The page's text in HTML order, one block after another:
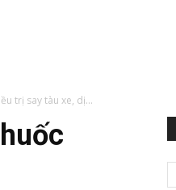
trị say tàu xe, dị...